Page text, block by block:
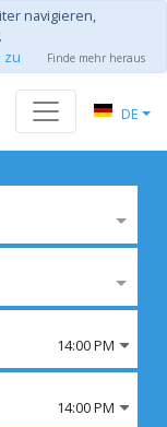
navigieren,
zu
Finde mehr heraus
DE
14:00 PM
14:00 PM